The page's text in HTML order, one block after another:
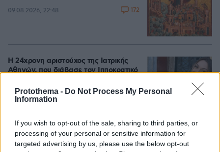
Protothema - Do Not Process My Personal
Information
If you wish to opt-out of the sale, sharing to third parties, or
processing of your personal or sensitive information for
targeted advertising by us, please use the below opt-out
09.08.2026, 22:48 172
Η 24χρονη αριστούχος της Ιατρικής
Αθηνών, που διάβασε τον Ιπποκρατικό
10.08.2026, 08:09 147